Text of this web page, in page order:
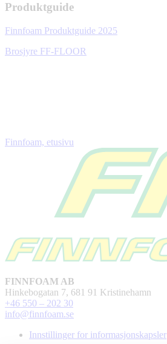
Produktguide
Finnfoam Produktguide 2025
Brosjyre FF-FLOOR
Finnfoam, etusivu
FINNFOAM AB
Hinkebogatan 7, 681 91 Kristinehamn
+46 550 – 202 30
info@finnfoam.se
Innstillinger for informasjonskapsler